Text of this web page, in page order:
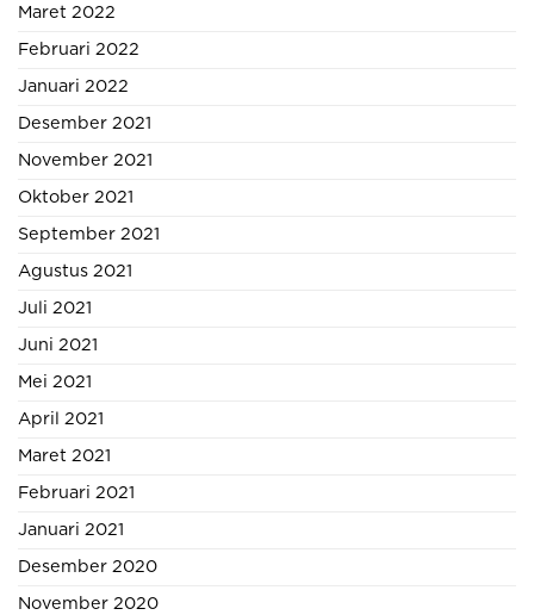
Maret 2022
Februari 2022
Januari 2022
Desember 2021
November 2021
Oktober 2021
September 2021
Agustus 2021
Juli 2021
Juni 2021
Mei 2021
April 2021
Maret 2021
Februari 2021
Januari 2021
Desember 2020
November 2020